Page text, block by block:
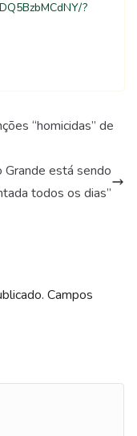
?
“homicidas” de
Grande está sendo
todos os dias”
Campos